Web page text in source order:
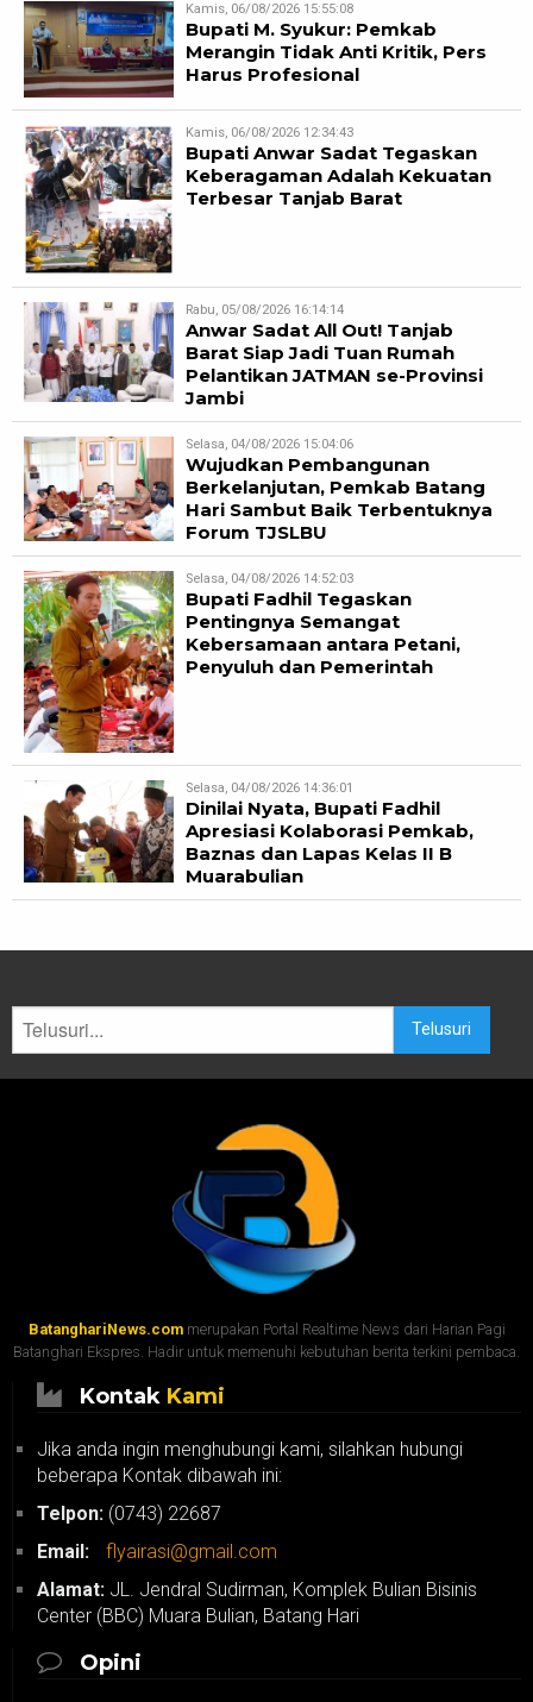
Kamis, 06/08/2026 15:55:08
Bupati M. Syukur: Pemkab
Merangin Tidak Anti Kritik, Pers
Harus Profesional
Kamis, 06/08/2026 12:34:43
Bupati Anwar Sadat Tegaskan
Keberagaman Adalah Kekuatan
Terbesar Tanjab Barat
Rabu, 05/08/2026 16:14:14
Anwar Sadat All Out! Tanjab
Barat Siap Jadi Tuan Rumah
Pelantikan JATMAN se-Provinsi
Jambi
Selasa, 04/08/2026 15:04:06
Wujudkan Pembangunan
Berkelanjutan, Pemkab Batang
Hari Sambut Baik Terbentuknya
Forum TJSLBU
Selasa, 04/08/2026 14:52:03
Bupati Fadhil Tegaskan
Pentingnya Semangat
Kebersamaan antara Petani,
Penyuluh dan Pemerintah
Selasa, 04/08/2026 14:36:01
Dinilai Nyata, Bupati Fadhil
Apresiasi Kolaborasi Pemkab,
Baznas dan Lapas Kelas II B
Muarabulian
Telusuri
BatanghariNews.commerupakan Portal Realtime News dari Harian Pagi
Batanghari Ekspres. Hadir untuk memenuhi kebutuhan berita terkini pembaca.
Kontak Kami
Jika anda ingin menghubungi kami, silahkan hubungi
beberapa Kontak dibawah ini:
Telpon: (0743) 22687
Email:
flyairasi@gmail.com
Alamat: JL. Jendral Sudirman, Komplek Bulian Bisinis
Center (BBC) Muara Bulian, Batang Hari
Opini